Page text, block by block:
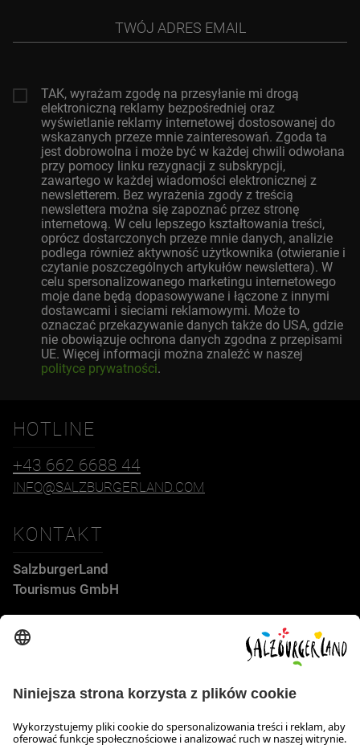
email
TAK, wyrażam zgodę na przesyłanie mi drogą
elektroniczną reklamy bezpośredniej oraz
wyświetlanie reklamy internetowej dostosowanej do
wskazanych przeze mnie zainteresowań. Zgoda ta
jest dobrowolna i może być w każdej chwili odwołana
przy pomocy linku rezygnacji z subskrypcji,
zawartego w każdej wiadomości elektronicznej z
newsletterem. Bez wyrażenia zgody z treścią
newslettera można się zapoznać przez stronę
internetową. W celu lepszego kształtowania treści,
oprócz dostarczonych przeze mnie danych, analizie
podlega również aktywność użytkownika (otwieranie i
czytanie poszczególnych artykułów newslettera). W
celu spersonalizowanego marketingu internetowego
moje dane będą dopasowywane i łączone z innymi
dostawcami i sieciami reklamowymi. Może to
oznaczać przekazywanie danych także do USA, gdzie
nie obowiązuje ochrona danych zgodna z przepisami
UE. Więcej informacji można znaleźć w naszej
polityce prywatności.
HOTLINE
+43 662 6688 44
INFO@SALZBURGERLAND.COM
KONTAKT
SalzburgerLand
Tourismus GmbH
Wiener Bundesstraße 23
5300 Hallwang
GODZINY OTWARCIA